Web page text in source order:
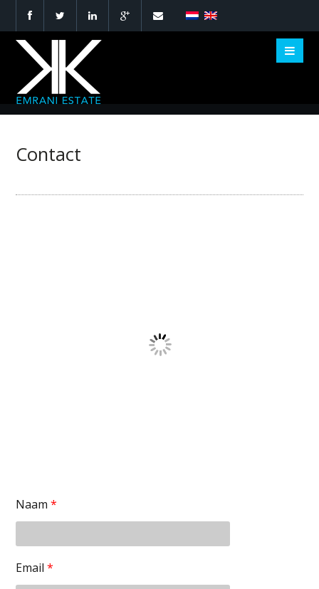
Contact
Naam*
Email*